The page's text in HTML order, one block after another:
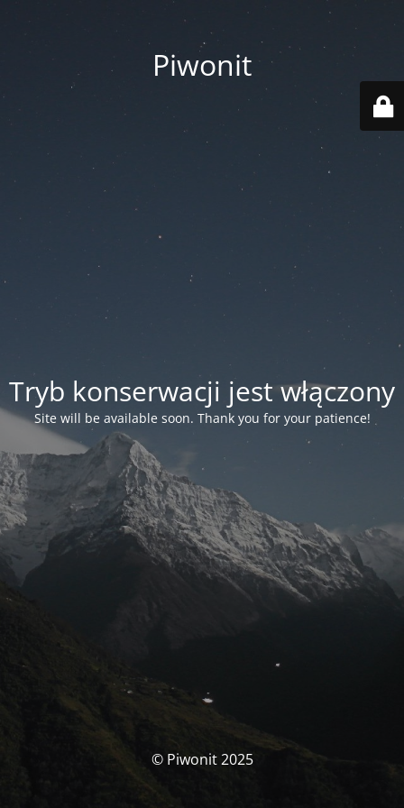
Piwonit
Tryb konserwacji jest włączony
Site will be available soon. Thank you for your patience!
© Piwonit 2025